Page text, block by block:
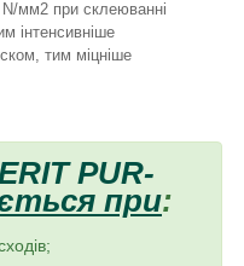
мм2 при склеюванні
інтенсивніше
тим міцніше
PUR-
при: